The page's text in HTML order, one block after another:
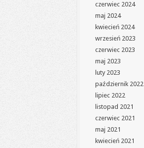
czerwiec 2024
maj 2024
kwiecień 2024
wrzesień 2023
czerwiec 2023
maj 2023
luty 2023
październik 2022
lipiec 2022
listopad 2021
czerwiec 2021
maj 2021
kwiecień 2021